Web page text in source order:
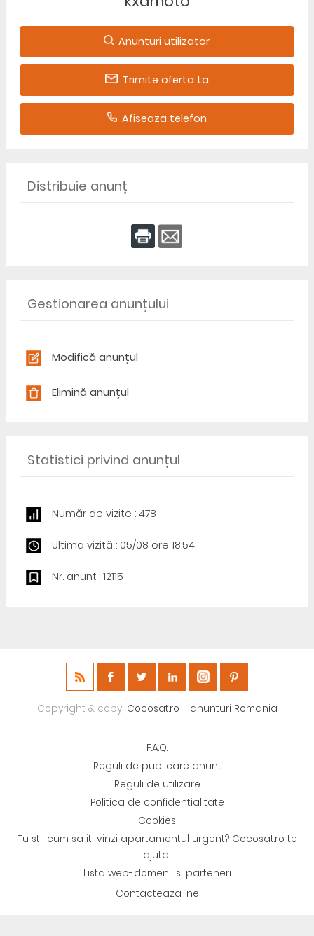
Anunturi utilizator
Trimite oferta ta
Afiseaza telefon
Distribuie anunț
Gestionarea anunțului
Modifică anunțul
Elimină anunțul
Statistici privind anunțul
Număr de vizite : 478
Ultima vizită : 05/08 ore 18:54
Nr. anunț : 12115
Copyright & copy; Cocosat.ro - anunturi Romania
F.A.Q.
Reguli de publicare anunt
Reguli de utilizare
Politica de confidentialitate
Cookies
Tu stii cum sa iti vinzi apartamentul urgent? Cocosat.ro te
ajuta!
Lista web-domenii si parteneri
Contacteaza-ne